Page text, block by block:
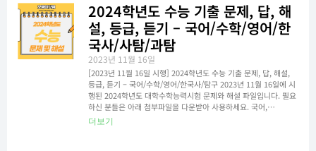
2024학년도 수능 기출 문제, 답, 해
설, 등급, 듣기 – 국어/수학/영어/한
국사/사탐/과탐
2023년 11월 16일
[2023년 11월 16일 시행] 2024학년도 수능 기출 문제, 답, 해설,
등급, 듣기 – 국어/수학/영어/한국사/탐구 2023년 11월 16일에 시
행된 2024학년도 대학수학능력시험 문제와 해설 파일입니다. 필요
하신 분들은 아래 첨부파일을 다운받아 사용하세요. 국어,…
더보기